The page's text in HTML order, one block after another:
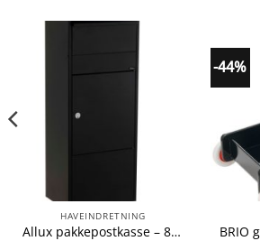
HAVEINDRETNING
Allux pakkepostkasse – 800 – Sort fra Allux 5701701548024
-44%